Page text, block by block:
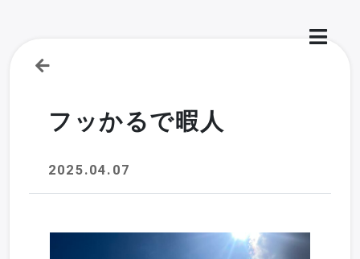
フッかるで暇人
2025.04.07